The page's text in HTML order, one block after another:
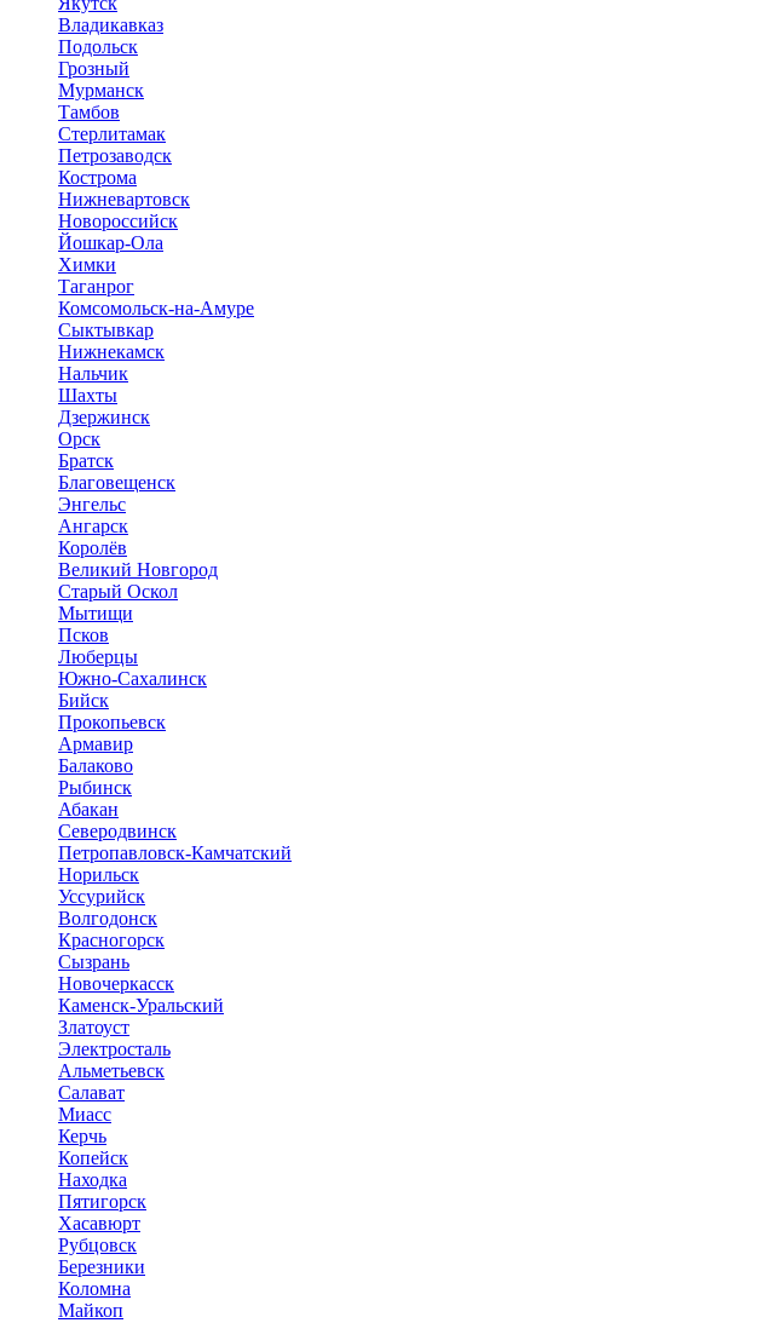
Владикавказ
Подольск
Грозный
Мурманск
Тамбов
Стерлитамак
Петрозаводск
Кострома
Нижневартовск
Новороссийск
Йошкар-Ола
Химки
Таганрог
Комсомольск-на-Амуре
Сыктывкар
Нижнекамск
Нальчик
Шахты
Дзержинск
Орск
Братск
Благовещенск
Энгельс
Ангарск
Королёв
Великий Новгород
Старый Оскол
Мытищи
Псков
Люберцы
Южно-Сахалинск
Бийск
Прокопьевск
Армавир
Балаково
Рыбинск
Абакан
Северодвинск
Петропавловск-Камчатский
Норильск
Уссурийск
Волгодонск
Красногорск
Сызрань
Новочеркасск
Каменск-Уральский
Златоуст
Электросталь
Альметьевск
Салават
Миасс
Керчь
Копейск
Находка
Пятигорск
Хасавюрт
Рубцовск
Березники
Коломна
Майкоп